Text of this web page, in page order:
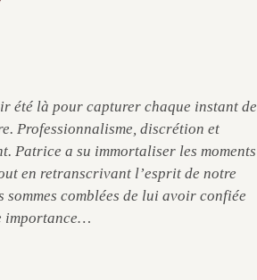
été là pour capturer chaque instant de
Professionnalisme, discrétion et
Patrice a su immortaliser les moments
en retranscrivant l’esprit de notre
sommes comblées de lui avoir confiée
importance…